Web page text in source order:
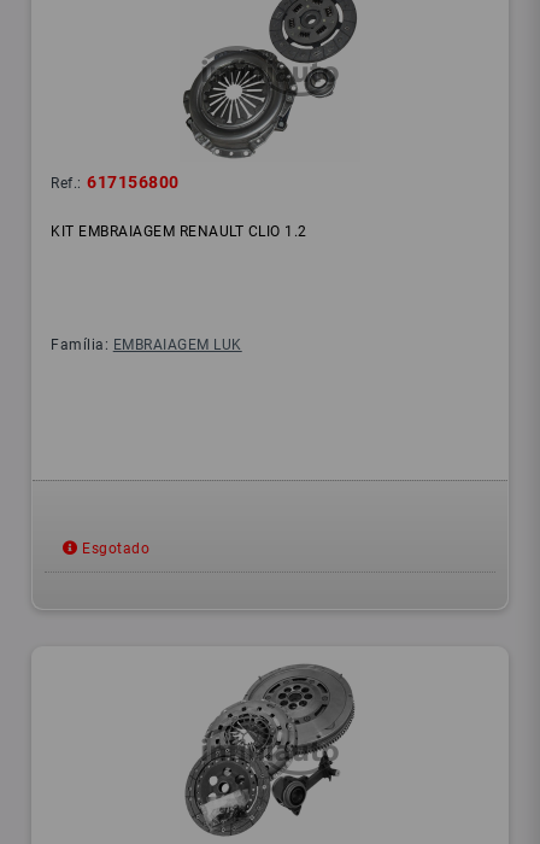
Ref.: 617156800
KIT EMBRAIAGEM RENAULT CLIO 1.2
Família: EMBRAIAGEM LUK
Esgotado